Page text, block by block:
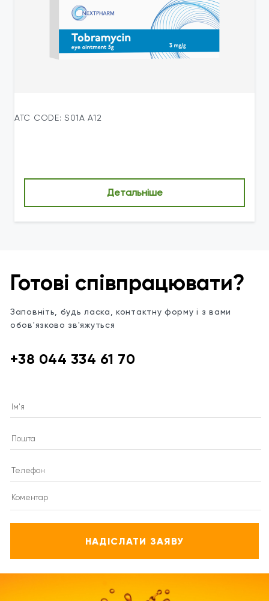
ATC CODE: S01А А12
Детальніше
Готові співпрацювати?
Заповніть, будь ласка, контактну форму і з вами
обов'язково зв'яжуться
+38 044 334 61 70